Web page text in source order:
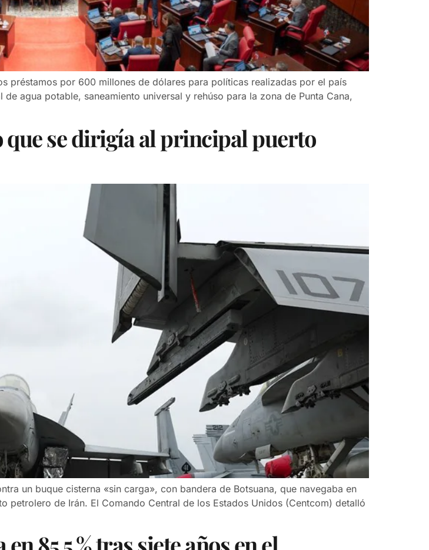
préstamos por 600 millones de dólares para políticas realizadas por el país
agua potable, saneamiento universal y rehúso para la zona de Punta Cana,
que se dirigía al principal puerto
un buque cisterna «sin carga», con bandera de Botsuana, que navegaba en
petrolero de Irán. El Comando Central de los Estados Unidos (Centcom) detalló